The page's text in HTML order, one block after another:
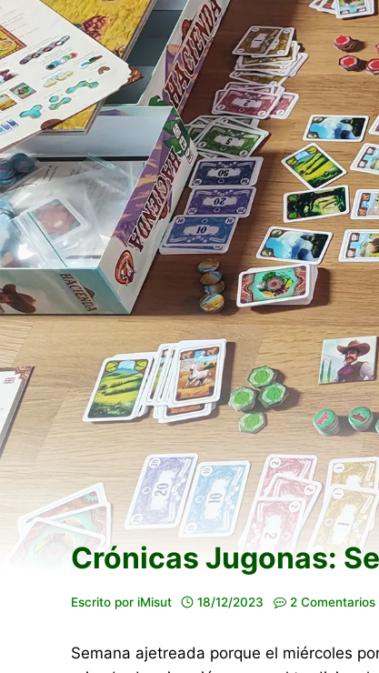
Crónicas Jugonas:
Escrito por iMisut 18/12/2023 2 Comentarios
Semana ajetreada porque el miércoles